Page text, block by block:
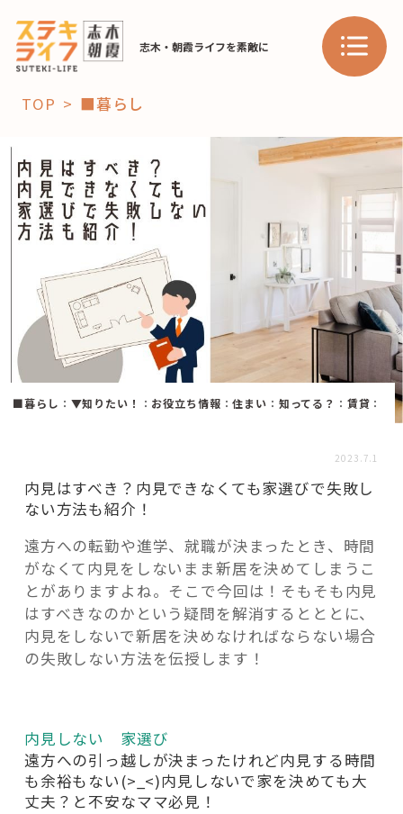
志木・朝霞ライフを素敵に
子育て
おすすめ
スポット 学び・教育
「場」
HAREL HAREL
活用事例
「モノ」
fleXe リノベ事例
「ひと」
協賛・協力店
これからの暮らし 住み替え相談
TOP ■暮らし
■暮らし ： ▼知りたい！ ： お役立ち情報 ：住まい ： 知ってる？ ： 賃貸 ：
2023.7.1
内見はすべき？内見できなくても家選びで失敗し
ない方法も紹介！
遠方への転勤や進学、就職が決まったとき、時間
がなくて内見をしないまま新居を決めてしまうこ
とがありますよね。そこで今回は！そもそも内見
はすべきなのかという疑問を解消するとととに、
内見をしないで新居を決めなければならない場合
の失敗しない方法を伝授します！
内見しない 家選び
遠方への引っ越しが決まったけれど内見する時間
も余裕もない(>_<)内見しないで家を決めても大
丈夫？と不安なママ必見！